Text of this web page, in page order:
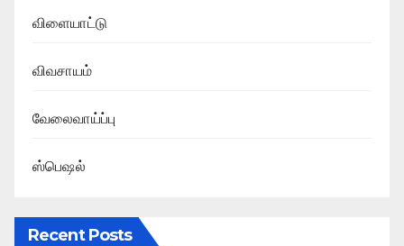
விளையாட்டு
விவசாயம்
வேலைவாய்ப்பு
ஸ்பெஷல்
Recent Posts